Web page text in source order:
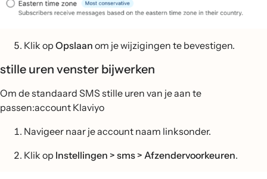
Klik op Opslaan om je wijzigingen te bevestigen.
stille uren venster bijwerken
Om de standaard SMS stille uren van je aan te
passen:account Klaviyo
Navigeer naar je account naam linksonder.
Klik op Instellingen > sms > Afzendervoorkeuren.